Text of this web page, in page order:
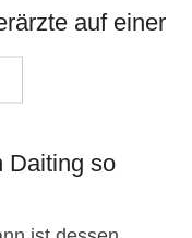
auf einer
Daiting so